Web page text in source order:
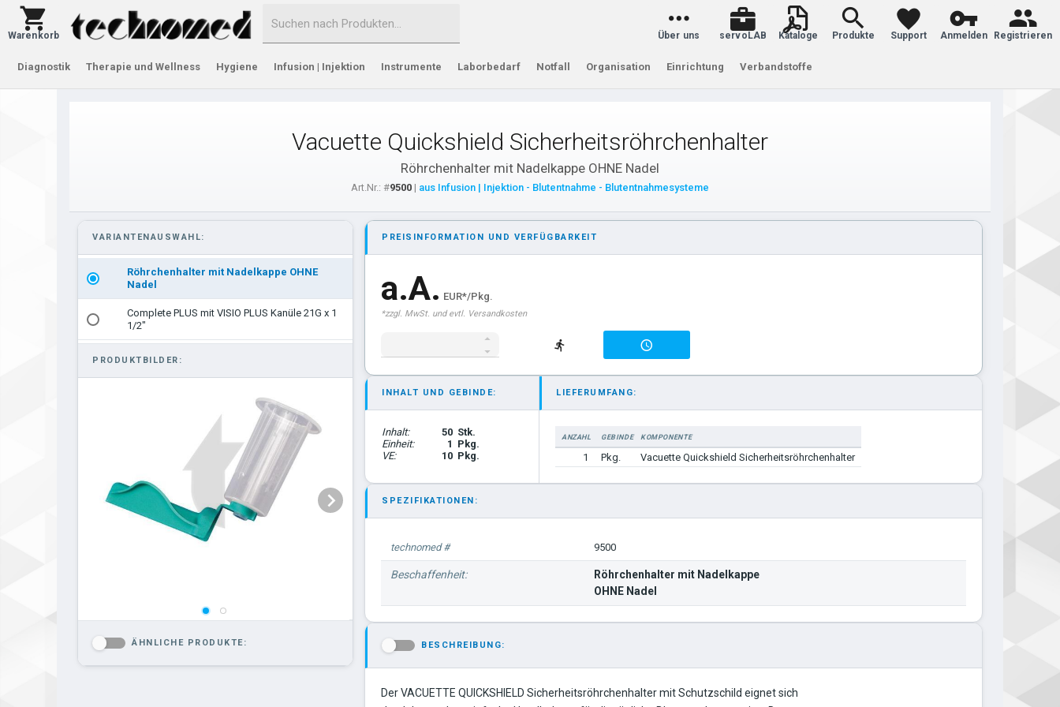
Warenkorb Über uns servoLAB Kataloge Produkte Support Anmelden Registrieren
Diagnostik Therapie und Wellness Hygiene Infusion | Injektion Instrumente Laborbedarf Notfall Organisation Einrichtung Verbandstoffe
Vacuette Quickshield Sicherheitsröhrchenhalter
Röhrchenhalter mit Nadelkappe OHNE Nadel
Art.Nr.: #9500 | aus Infusion | Injektion - Blutentnahme - Blutentnahmesysteme
VARIANTENAUSWAHL:
Röhrchenhalter mit Nadelkappe OHNE
Nadel
Complete PLUS mit VISIO PLUS Kanüle 21G x 1
1/2"
PRODUKTBILDER:
ÄHNLICHE PRODUKTE:
PREISINFORMATION UND VERFÜGBARKEIT
a.A. EUR*/Pkg.
*zzgl. MwSt. und evtl. Versandkosten
INHALT UND GEBINDE:
Inhalt: 50 Stk.
Einheit:
1 Pkg.
VE:
10 Pkg.
LIEFERUMFANG:
ANZAHL GEBINDE KOMPONENTE
1
Pkg. Vacuette Quickshield Sicherheitsröhrchenhalter
SPEZIFIKATIONEN:
technomed # 9500
Beschaffenheit:
Röhrchenhalter mit Nadelkappe
OHNE Nadel
BESCHREIBUNG:
Der VACUETTE QUICKSHIELD Sicherheitsröhrchenhalter mit Schutzschild eignet sich